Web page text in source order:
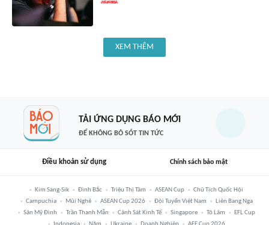
XEM THÊM
TẢI ỨNG DỤNG BÁO MỚI
ĐỂ KHÔNG BỎ SÓT TIN TỨC
Điều khoản sử dụng Chính sách bảo mật
Kim Sang-Sik Đình Bắc Triệu Thị Tâm ASEAN Cup
Chủ Tịch Quốc Hội
Campuchia
Mũi Nghê ASEAN Cup 2026 Đội Tuyển Việt Nam
Liên Bang Nga
Sân Mỹ Đình
Trần Thanh Mẫn Cảnh Sát Kinh Tế Singapore Tô Lâm
EFL Cup